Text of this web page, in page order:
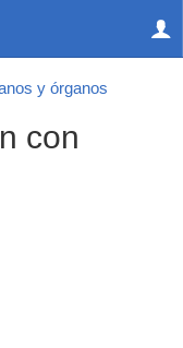
y órganos
con